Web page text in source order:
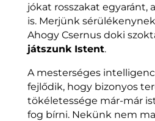
jókat rosszakat egyaránt,
is. Merjünk
Ahogy Csernus doki
játszunk Istent.
A mesterséges
fejlődik, hogy bizonyos
tökéletessége már-már
fog bírni. Nekünk nem